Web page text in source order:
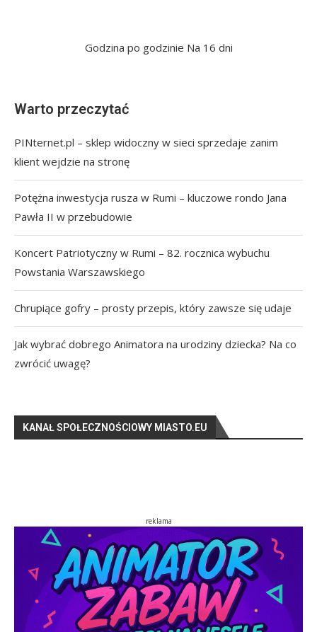
Godzina po godzinie Na 16 dni
Warto przeczytać
PINternet.pl – sklep widoczny w sieci sprzedaje zanim
klient wejdzie na stronę
Potężna inwestycja rusza w Rumi – kluczowe rondo Jana
Pawła II w przebudowie
Koncert Patriotyczny w Rumi – 82. rocznica wybuchu
Powstania Warszawskiego
Chrupiące gofry – prosty przepis, który zawsze się udaje
Jak wybrać dobrego Animatora na urodziny dziecka? Na co
zwrócić uwagę?
KANAŁ SPOŁECZNOŚCIOWY MIASTO.EU
reklama